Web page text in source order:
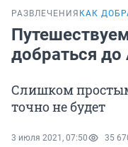
РАЗВЛЕЧЕНИЯ КАК
добраться
Слишком
точно не будет
3 июля 2021, 07:50 35